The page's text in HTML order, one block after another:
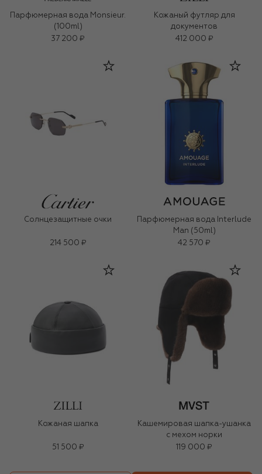
Парфюмерная вода Monsieur.
(100ml)
37 200 ₽
Кожаный футляр для
документов
412 000 ₽
Солнцезащитные очки
214 500 ₽
Парфюмерная вода Interlude
Man (50ml)
42 570 ₽
Кожаная шапка
51 500 ₽
Кашемировая шапка-ушанка
с мехом норки
119 000 ₽